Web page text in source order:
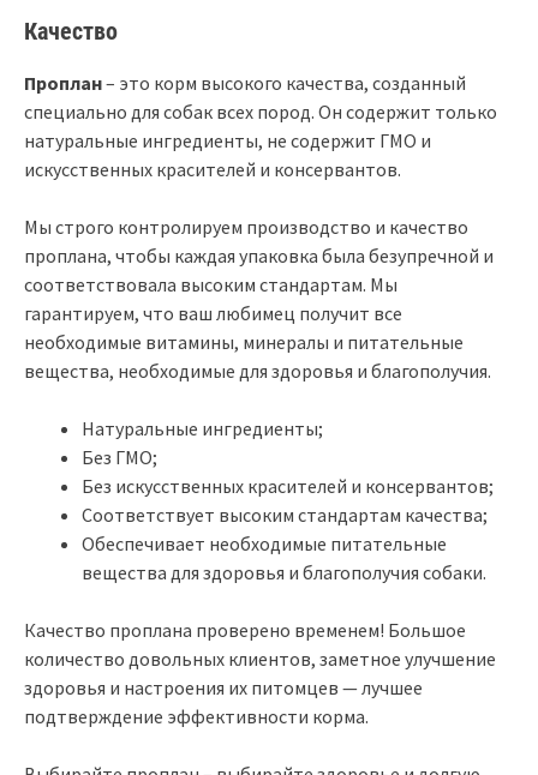
Качество
Проплан– это корм высокого качества, созданный
специально для собак всех пород. Он содержит только
натуральные ингредиенты, не содержит ГМО и
искусственных красителей и консервантов.
Мы строго контролируем производство и качество
проплана, чтобы каждая упаковка была безупречной и
соответствовала высоким стандартам. Мы
гарантируем, что ваш любимец получит все
необходимые витамины, минералы и питательные
вещества, необходимые для здоровья и благополучия.
Натуральные ингредиенты;
Без ГМО;
Без искусственных красителей и консервантов;
Соответствует высоким стандартам качества;
Обеспечивает необходимые питательные
вещества для здоровья и благополучия собаки.
Качество проплана проверено временем! Большое
количество довольных клиентов, заметное улучшение
здоровья и настроения их питомцев — лучшее
подтверждение эффективности корма.